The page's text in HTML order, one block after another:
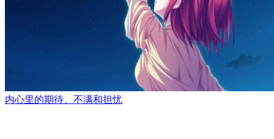
内心里的期待、不满和担忧